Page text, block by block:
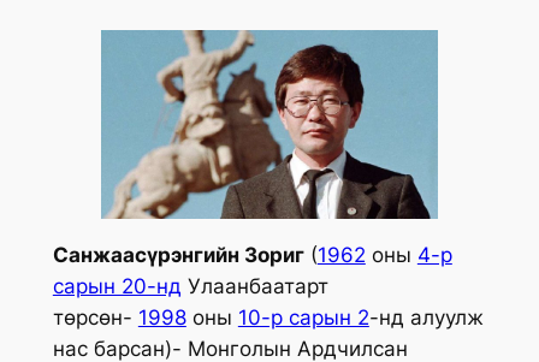
Санжаасүрэнгийн Зориг(1962 оны 4-р
сарын 20-нд Улаанбаатарт
төрсөн- 1998оны 10-р сарын 2-нд алуулж
нас барсан)- Монголын Ардчилсан